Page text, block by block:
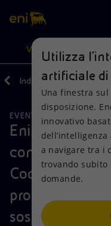
Cerca
scopri EnergIA, la
artificiale.
VISIONE
Visione
Mission e valori
Persone e
Net Zero
Azioni
Diversificazione
Tecnologie per la
Collaborazioni per
Prodotti
Casa
Imprese
Mobilità
Indietro Media
EVENTI
Eni Ghana
con l’Agenzia
Cooperazione
promuovere
sostenibile in
Utilizza
artificiale di
Una finestra sul
disposizione.
innovativo
a navigare tra i
trovando subito
domande.